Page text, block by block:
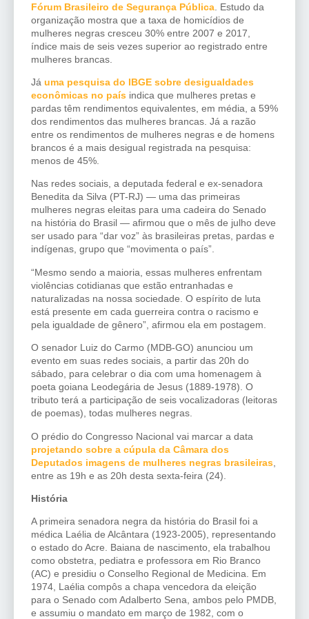
Fórum Brasileiro de Segurança Pública . Estudo da
organização mostra que a taxa de homicídios de
mulheres negras cresceu 30% entre 2007 e 2017,
índice mais de seis vezes superior ao registrado entre
mulheres brancas.
Já uma pesquisa do IBGE sobre desigualdades
econômicas no país indica que mulheres pretas e
pardas têm rendimentos equivalentes, em média, a 59%
dos rendimentos das mulheres brancas. Já a razão
entre os rendimentos de mulheres negras e de homens
brancos é a mais desigual registrada na pesquisa:
menos de 45%.
Nas redes sociais, a deputada federal e ex-senadora
Benedita da Silva (PT-RJ) — uma das primeiras
mulheres negras eleitas para uma cadeira do Senado
na história do Brasil — afirmou que o mês de julho deve
ser usado para “dar voz” às brasileiras pretas, pardas e
indígenas, grupo que “movimenta o país”.
“Mesmo sendo a maioria, essas mulheres enfrentam
violências cotidianas que estão entranhadas e
naturalizadas na nossa sociedade. O espírito de luta
está presente em cada guerreira contra o racismo e
pela igualdade de gênero”, afirmou ela em postagem.
O senador Luiz do Carmo (MDB-GO) anunciou um
evento em suas redes sociais, a partir das 20h do
sábado, para celebrar o dia com uma homenagem à
poeta goiana Leodegária de Jesus (1889-1978). O
tributo terá a participação de seis vocalizadoras (leitoras
de poemas), todas mulheres negras.
O prédio do Congresso Nacional vai marcar a data
projetando sobre a cúpula da Câmara dos
Deputados imagens de mulheres negras brasileiras
entre as 19h e as 20h desta sexta-feira (24).
História
A primeira senadora negra da história do Brasil foi a
médica Laélia de Alcântara (1923-2005), representando
o estado do Acre. Baiana de nascimento, ela trabalhou
como obstetra, pediatra e professora em Rio Branco
(AC) e presidiu o Conselho Regional de Medicina. Em
1974, Laélia compôs a chapa vencedora da eleição
para o Senado com Adalberto Sena, ambos pelo PMDB,
e assumiu o mandato em março de 1982, com o